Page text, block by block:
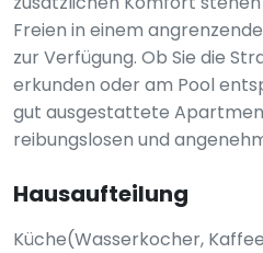
Freien in einem
zur Verfügung. Ob Sie die
erkunden oder am Pool
gut ausgestattete
reibungslosen und
Hausaufteilung
Küche(Wasserkocher,